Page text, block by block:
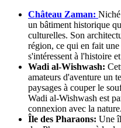
Château Zaman:
un bâtiment historique
culturelles. Son
région, ce qui en fait
s'intéressent à l'histoire
Wadi al-Wishwash:
amateurs d'aventure un
paysages à couper le
Wadi al-Wishwash est
connexion avec la nature.
Île des Pharaons: Une